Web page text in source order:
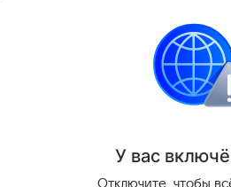
Laptop, который имеет всего
У вас включ
Отключите, чтобы